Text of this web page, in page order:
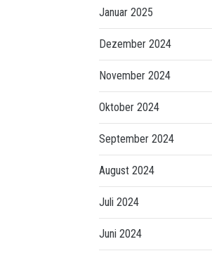
Januar 2025
Dezember 2024
November 2024
Oktober 2024
September 2024
August 2024
Juli 2024
Juni 2024